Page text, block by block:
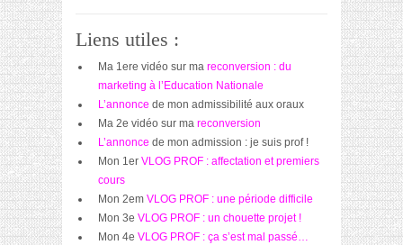
Liens utiles :
Ma 1ere vidéo sur ma reconversion : du
marketing à l’Education Nationale
L’annonce de mon admissibilité aux oraux
Ma 2e vidéo sur ma reconversion
L’annonce de mon admission : je suis prof !
Mon 1er VLOG PROF : affectation et premiers
cours
Mon 2em VLOG PROF : une période difficile
Mon 3e VLOG PROF : un chouette projet !
Mon 4e VLOG PROF : ça s’est mal passé…